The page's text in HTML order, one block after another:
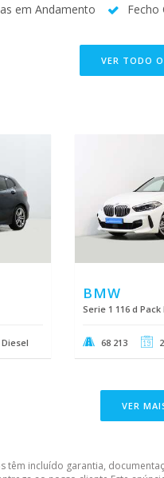
em Andamento
Fecho
VER TODO
Diesel
BMW
Serie 1 116 d Pack
68 213
VER
têm incluído garantia,